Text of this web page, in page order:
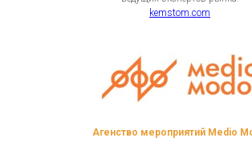
kemstom.com
Агенство мероприятий Medio